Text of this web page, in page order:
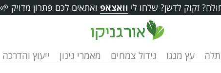
זקוק לדשן? שלחו לי וואצאפ ואתאים לכם פתרון מדויק 🌱
עץ מנגו גידול צמחים מאמרי גינון ייעוץ והדרכה